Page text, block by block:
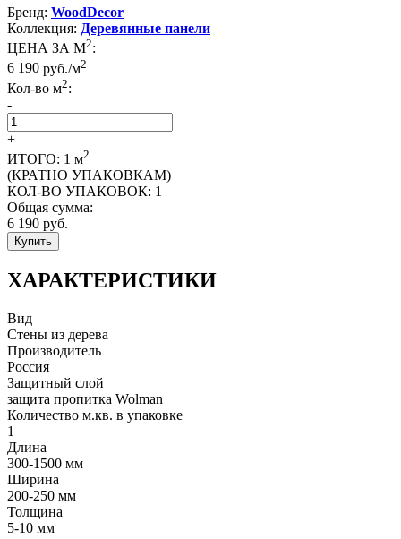
Бренд: WoodDecor
Коллекция: Деревянные панели
ЦЕНА ЗА М2:
6 190 руб./м2
Кол-во м2:
-
+
ИТОГО: 1 м2
(КРАТНО УПАКОВКАМ)
КОЛ-ВО УПАКОВОК: 1
Общая сумма:
6 190 руб.
Купить
ХАРАКТЕРИСТИКИ
Вид
Стены из дерева
Производитель
Россия
Защитный слой
защита пропитка Wolman
Количество м.кв. в упаковке
1
Длина
300-1500 мм
Ширина
200-250 мм
Толщина
5-10 мм